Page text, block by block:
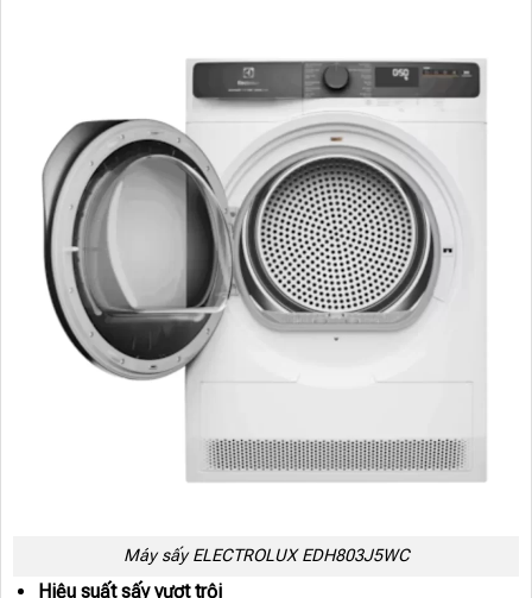
Máy sấy ELECTROLUX EDH803J5WC
Hiệu suất sấy vượt trội